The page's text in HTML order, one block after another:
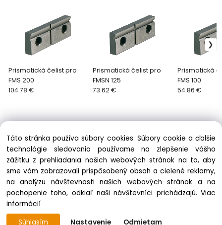
Prismatická čelist pro
FMS 200
104.78 €
Prismatická čelist pro
FMSN 125
73.62 €
Prismatická
FMS 100
54.86 €
Informácie
Obchodné podmienky
Ochrana osobných údajov
Zásady cookies
Táto stránka používa súbory cookies. Súbory cookie a ďalšie
technológie sledovania používame na zlepšenie vášho
zážitku z prehliadania našich webových stránok na to, aby
sme vám zobrazovali prispôsobený obsah a cielené reklamy,
na analýzu návštevnosti našich webových stránok a na
pochopenie toho, odkiaľ naši návštevníci prichádzajú.Viac
informácií
Súhlasím
Nastavenie Odmietam